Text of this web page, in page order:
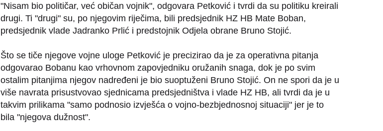
"Nisam bio političar, već običan vojnik", odgovara Petković i tvrdi da su politiku kreirali
drugi. Ti "drugi" su, po njegovim riječima, bili predsjednik HZ HB Mate Boban,
predsjednik vlade Jadranko Prlić i predstojnik Odjela obrane Bruno Stojić.
Što se tiče njegove vojne uloge Petković je precizirao da je za operativna pitanja
odgovarao Bobanu kao vrhovnom zapovjedniku oružanih snaga, dok je po svim
ostalim pitanjima njegov nadređeni je bio suoptuženi Bruno Stojić. On ne spori da je u
više navrata prisustvovao sjednicama predsjedništva i vlade HZ HB, ali tvrdi da je u
takvim prilikama "samo podnosio izvješća o vojno-bezbjednosnoj situaciji" jer je to
bila "njegova dužnost".